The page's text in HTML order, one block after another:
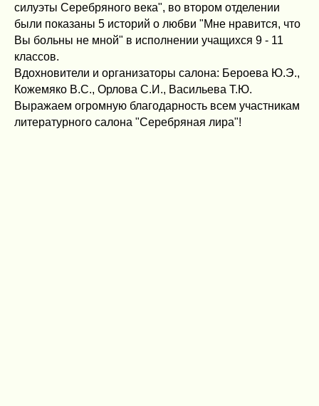
силуэты Серебряного века", во втором отделении
были показаны 5 историй о любви "Мне нравится, что
Вы больны не мной" в исполнении учащихся 9 - 11
классов.
Вдохновители и организаторы салона: Бероева Ю.Э.,
Кожемяко В.С., Орлова С.И., Васильева Т.Ю.
Выражаем огромную благодарность всем участникам
литературного салона "Серебряная лира"!